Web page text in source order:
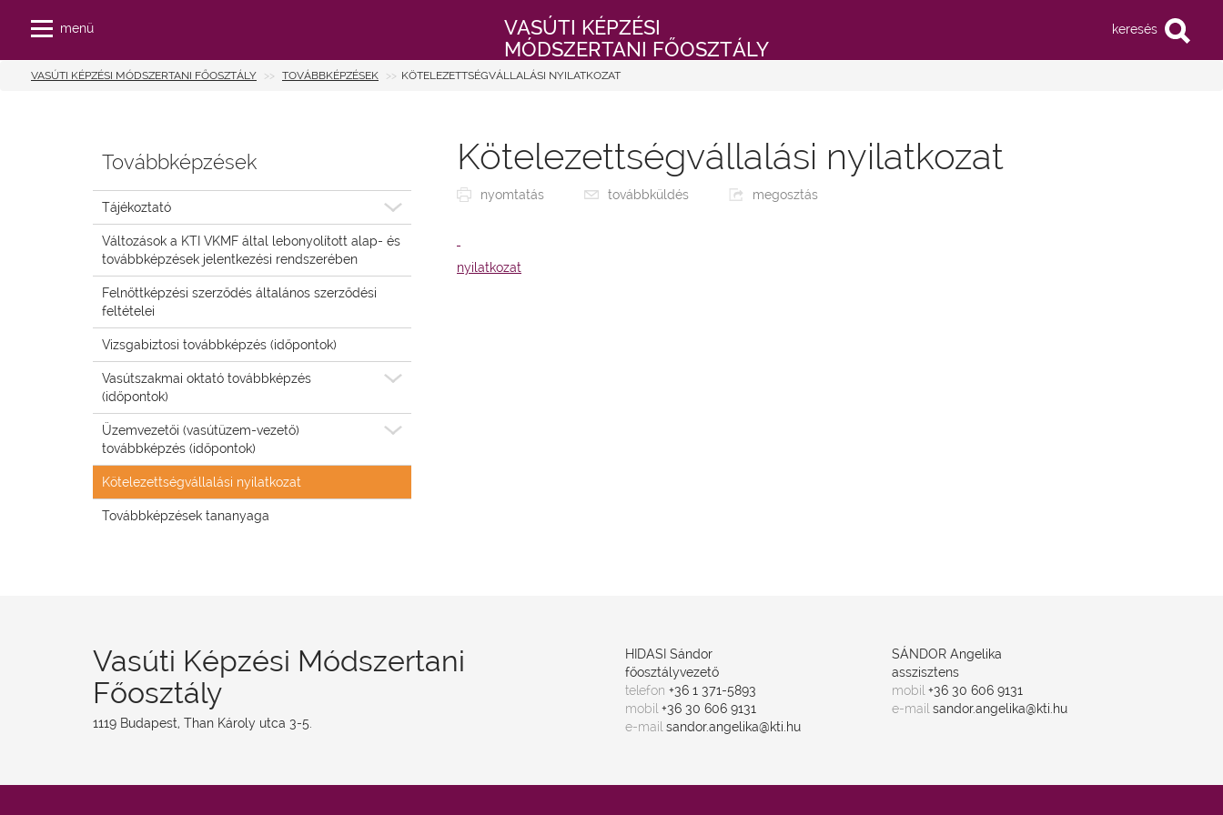
menü
VASÚTI KÉPZÉSI
MÓDSZERTANI FŐOSZTÁLY
VASÚTI KÉPZÉSI MÓDSZERTANI FŐOSZTÁLY TOVÁBBKÉPZÉSEK KÖTELEZETTSÉGVÁLLALÁSI NYILATKOZAT
Továbbképzések
Tájékoztató
Változások a KTI VKMF által lebonyolított alap- és
továbbképzések jelentkezési rendszerében
Felnőttképzési szerződés általános szerződési
feltételei
Vizsgabiztosi továbbképzés (időpontok)
Vasútszakmai oktató továbbképzés
(időpontok)
Üzemvezetői (vasútüzem-vezető)
továbbképzés (időpontok)
Kötelezettségvállalási nyilatkozat
Továbbképzések tananyaga
Kötelezettségvállalási nyilatkozat
nyomtatás továbbküldés megosztás
nyilatkozat
Vasúti Képzési Módszertani
Főosztály
1119 Budapest, Than Károly utca 3-5.
HIDASI Sándor
főosztályvezető
telefon +36 1 371-5893
mobil +36 30 606 9131
e-mail sandor.angelika@kti.hu
SÁNDOR Angelika
asszisztens
mobil +36 30 606 9131
e-mail sandor.angelika@kti.hu